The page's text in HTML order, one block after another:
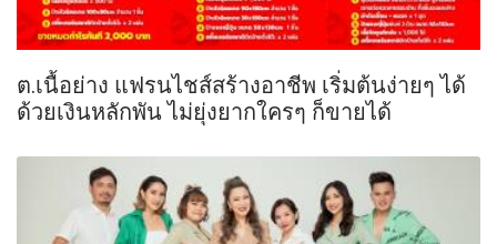
ต.เนื้อย่าง แฟรนไชส์สร้างอาชีพ เริ่มต้นง่ายๆ ได้
ด้วยเงินหลักพัน ไม่ยุ่งยากใครๆ ก็ขายได้